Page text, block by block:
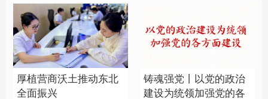
科技 科创 量子 体育
文化 书画
访谈 视频 图片 政务
厚植营商沃土推动东北
全面振兴
铸魂强党丨以党的政治
建设为统领加强党的各